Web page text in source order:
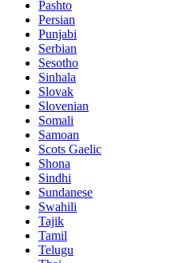
Pashto
Persian
Punjabi
Serbian
Sesotho
Sinhala
Slovak
Slovenian
Somali
Samoan
Scots Gaelic
Shona
Sindhi
Sundanese
Swahili
Tajik
Tamil
Telugu